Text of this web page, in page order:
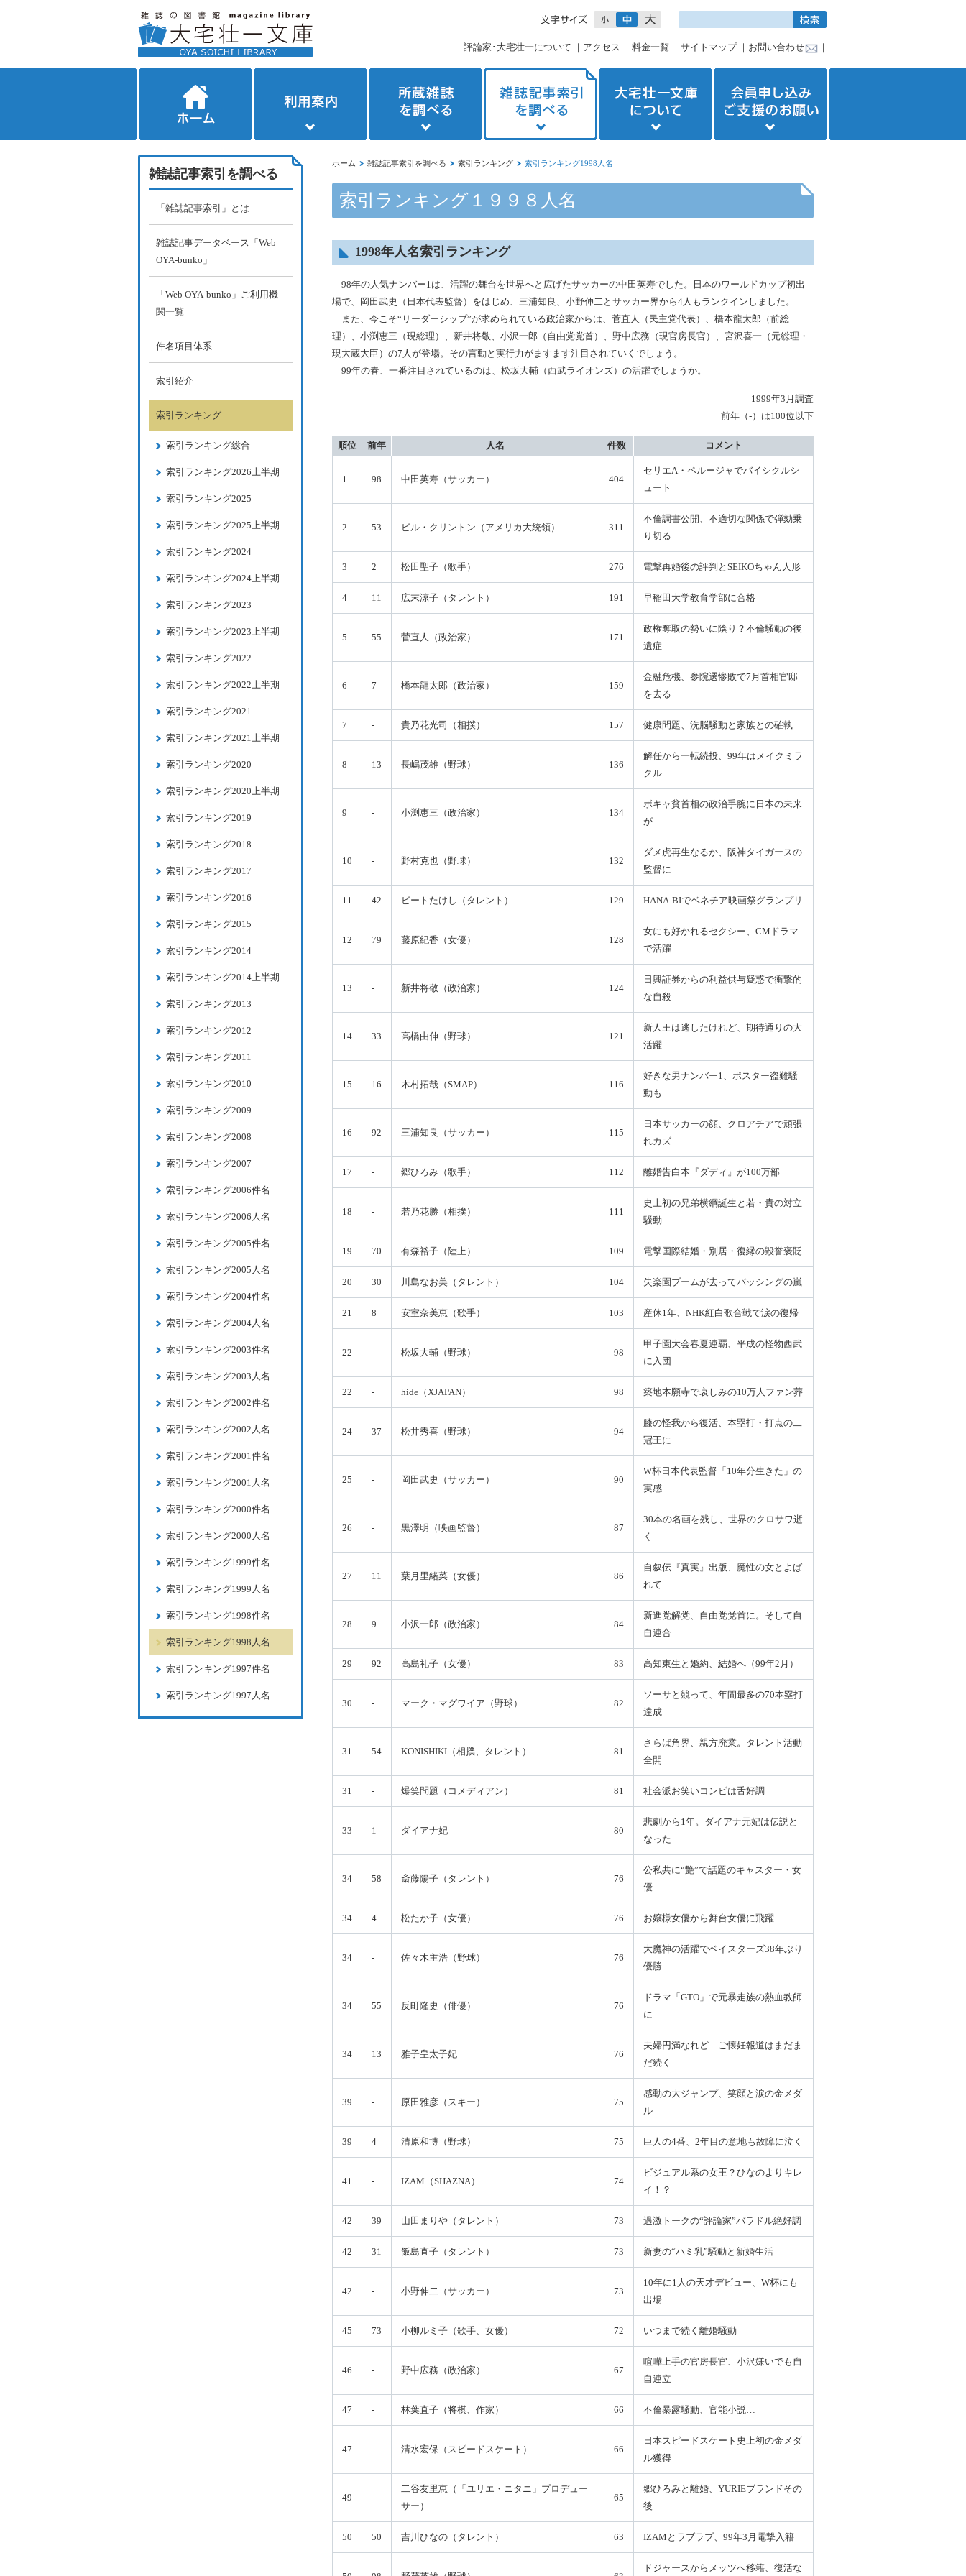
｜ 評論家･大宅壮一について ｜ アクセス ｜ 料金一覧 ｜ サイトマップ｜ お問い合わせ ｜
ホーム 雑誌記事索引を調べる 索引ランキング 索引ランキング1998人名
索引ランキング１９９８人名
1998年人名索引ランキング
98年の人気ナンバー1は、活躍の舞台を世界へと広げたサッカーの中田英寿でした。日本のワールドカップ初出
場で、岡田武史（日本代表監督）をはじめ、三浦知良、小野伸二とサッカー界から4人もランクインしました。
また、今こそ“リーダーシップ”が求められている政治家からは、菅直人（民主党代表）、橋本龍太郎（前総
理）、小渕恵三（現総理）、新井将敬、小沢一郎（自由党党首）、野中広務（現官房長官）、宮沢喜一（元総理・
現大蔵大臣）の7人が登場。その言動と実行力がますます注目されていくでしょう。
99年の春、一番注目されているのは、松坂大輔（西武ライオンズ）の活躍でしょうか。
1999年3月調査
前年（-）は100位以下
順位 前年 人名 件数 コメント
1 98 中田英寿（サッカー） 404
セリエA・ペルージャでバイシクルシ
ュート
2 53 ビル・クリントン（アメリカ大統領） 311
不倫調書公開、不適切な関係で弾劾乗
り切る
3 2 松田聖子（歌手） 276 電撃再婚後の評判とSEIKOちゃん人形
4 11 広末涼子（タレント） 191 早稲田大学教育学部に合格
5 55 菅直人（政治家） 171
政権奪取の勢いに陰り？不倫騒動の後
遺症
6 7 橋本龍太郎（政治家） 159
金融危機、参院選惨敗で7月首相官邸
を去る
7 - 貴乃花光司（相撲） 157 健康問題、洗脳騒動と家族との確執
8 13 長嶋茂雄（野球） 136
解任から一転続投、99年はメイクミラ
クル
9 - 小渕恵三（政治家） 134
ボキャ貧首相の政治手腕に日本の未来
が…
10 - 野村克也（野球） 132
ダメ虎再生なるか、阪神タイガースの
監督に
11 42 ビートたけし（タレント） 129 HANA-BIでベネチア映画祭グランプリ
12 79 藤原紀香（女優） 128
女にも好かれるセクシー、CMドラマ
で活躍
13 - 新井将敬（政治家） 124
日興証券からの利益供与疑惑で衝撃的
な自殺
14 33 高橋由伸（野球） 121
新人王は逃したけれど、期待通りの大
活躍
15 16 木村拓哉（SMAP） 116
好きな男ナンバー1、ポスター盗難騒
動も
16 92 三浦知良（サッカー） 115
日本サッカーの顔、クロアチアで頑張
れカズ
17 - 郷ひろみ（歌手） 112 離婚告白本『ダディ』が100万部
18 - 若乃花勝（相撲） 111
史上初の兄弟横綱誕生と若・貴の対立
騒動
19 70 有森裕子（陸上） 109 電撃国際結婚・別居・復縁の毀誉褒貶
20 30 川島なお美（タレント） 104 失楽園ブームが去ってバッシングの嵐
21 8 安室奈美恵（歌手） 103 産休1年、NHK紅白歌合戦で涙の復帰
22 - 松坂大輔（野球） 98
甲子園大会春夏連覇、平成の怪物西武
に入団
22 - hide（XJAPAN） 98 築地本願寺で哀しみの10万人ファン葬
24 37 松井秀喜（野球） 94
膝の怪我から復活、本塁打・打点の二
冠王に
25 - 岡田武史（サッカー） 90
W杯日本代表監督「10年分生きた」の
実感
26 - 黒澤明（映画監督） 87
30本の名画を残し、世界のクロサワ逝
く
27 11 葉月里緒菜（女優） 86
自叙伝『真実』出版、魔性の女とよば
れて
28 9 小沢一郎（政治家） 84
新進党解党、自由党党首に。そして自
自連合
29 92 高島礼子（女優） 83 高知東生と婚約、結婚へ（99年2月）
30 - マーク・マグワイア（野球） 82
ソーサと競って、年間最多の70本塁打
達成
31 54 KONISHIKI（相撲、タレント） 81
さらば角界、親方廃業。タレント活動
全開
31 - 爆笑問題（コメディアン） 81 社会派お笑いコンビは舌好調
33 1 ダイアナ妃 80
悲劇から1年。ダイアナ元妃は伝説と
なった
34 58 斎藤陽子（タレント） 76
公私共に“艶”で話題のキャスター・女
優
34 4 松たか子（女優） 76 お嬢様女優から舞台女優に飛躍
34 - 佐々木主浩（野球） 76
大魔神の活躍でベイスターズ38年ぶり
優勝
34 55 反町隆史（俳優） 76
ドラマ「GTO」で元暴走族の熱血教師
に
34 13 雅子皇太子妃 76
夫婦円満なれど…ご懐妊報道はまだま
だ続く
39 - 原田雅彦（スキー） 75
感動の大ジャンプ、笑顔と涙の金メダ
ル
39 4 清原和博（野球） 75 巨人の4番、2年目の意地も故障に泣く
41 - IZAM（SHAZNA） 74
ビジュアル系の女王？ひなのよりキレ
イ！？
42 39 山田まりや（タレント） 73 過激トークの“評論家”バラドル絶好調
42 31 飯島直子（タレント） 73 新妻の“ハミ乳”騒動と新婚生活
42 - 小野伸二（サッカー） 73
10年に1人の天才デビュー、W杯にも
出場
45 73 小柳ルミ子（歌手、女優） 72 いつまで続く離婚騒動
46 - 野中広務（政治家） 67
喧嘩上手の官房長官、小沢嫌いでも自
自連立
47 - 林葉直子（将棋、作家） 66 不倫暴露騒動、官能小説…
47 - 清水宏保（スピードスケート） 66
日本スピードスケート史上初の金メダ
ル獲得
49 -
二谷友里恵（「ユリエ・ニタニ」プロデュー
サー）
65
郷ひろみと離婚、YURIEブランドその
後
50 50 吉川ひなの（タレント） 63 IZAMとラブラブ、99年3月電撃入籍
ドジャースからメッツへ移籍、復活な
雑誌記事索引を調べる
「雑誌記事索引」とは
雑誌記事データベース「Web
OYA-bunko」
「Web OYA-bunko」ご利用機
関一覧
件名項目体系
索引紹介
索引ランキング
索引ランキング総合
索引ランキング2026上半期
索引ランキング2025
索引ランキング2025上半期
索引ランキング2024
索引ランキング2024上半期
索引ランキング2023
索引ランキング2023上半期
索引ランキング2022
索引ランキング2022上半期
索引ランキング2021
索引ランキング2021上半期
索引ランキング2020
索引ランキング2020上半期
索引ランキング2019
索引ランキング2018
索引ランキング2017
索引ランキング2016
索引ランキング2015
索引ランキング2014
索引ランキング2014上半期
索引ランキング2013
索引ランキング2012
索引ランキング2011
索引ランキング2010
索引ランキング2009
索引ランキング2008
索引ランキング2007
索引ランキング2006件名
索引ランキング2006人名
索引ランキング2005件名
索引ランキング2005人名
索引ランキング2004件名
索引ランキング2004人名
索引ランキング2003件名
索引ランキング2003人名
索引ランキング2002件名
索引ランキング2002人名
索引ランキング2001件名
索引ランキング2001人名
索引ランキング2000件名
索引ランキング2000人名
索引ランキング1999件名
索引ランキング1999人名
索引ランキング1998件名
索引ランキング1998人名
索引ランキング1997件名
索引ランキング1997人名